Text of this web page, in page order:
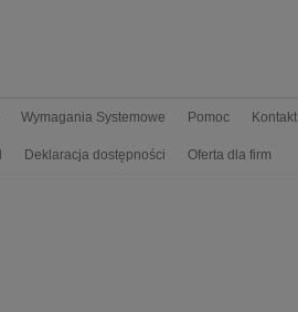
Wymagania Systemowe Pomoc Kontakt
Deklaracja dostępności Oferta dla firm